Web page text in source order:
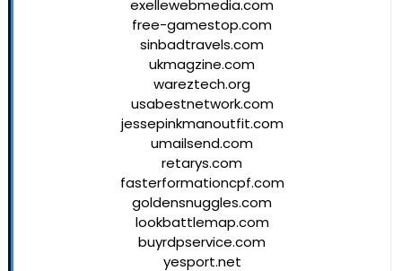
exellewebmedia.com
free-gamestop.com
sinbadtravels.com
ukmagzine.com
wareztech.org
usabestnetwork.com
jessepinkmanoutfit.com
umailsend.com
retarys.com
fasterformationcpf.com
goldensnuggles.com
lookbattlemap.com
buyrdpservice.com
yesport.net